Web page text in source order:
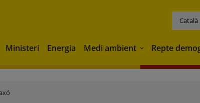
Català
Ministeri Energia Medi ambient Medi ambient
Repte